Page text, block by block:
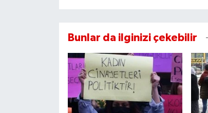
Bunlar da ilginizi çekebilir